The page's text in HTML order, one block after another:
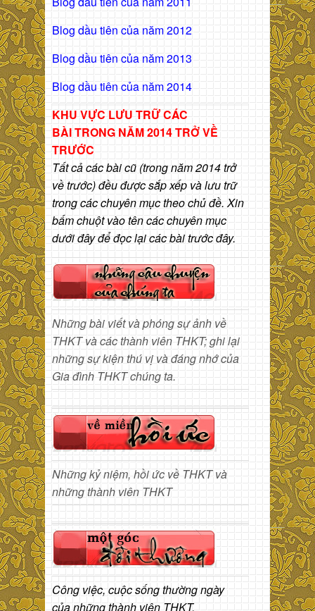
Blog dầu tiên của năm 2012
Blog dầu tiên của năm 2013
Blog dầu tiên của năm 2014
KHU VỰC LƯU TRỮ CÁC
BÀITRONG NĂM 2014 TRỞ VỀ
TRƯỚC
Tất cả các bài cũ (trong năm 2014 trở
về trước) đều được sắp xếp và lưu trữ
trong các chuyên mục theo chủ đề. Xin
bấm chuột vào tên các chuyên mục
dưới đây để đọc lại các bài trước đây.
Những bài viết và phóng sự ảnh về
THKT và các thành viên THKT; ghi lại
những sự kiện thú vị và đáng nhớ của
Gia đình THKT chúng ta.
Những kỷ niệm, hồi ức về THKT và
những thành viên THKT
Công việc, cuộc sống thường ngày
của những thành viên THKT.